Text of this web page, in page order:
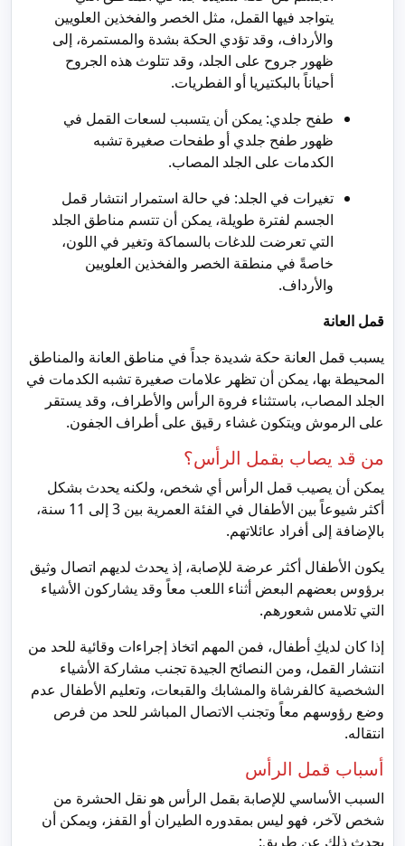
يتواجد فيها القمل، مثل الخصر والفخذين العلويين
والأرداف، وقد تؤدي الحكة بشدة والمستمرة، إلى
ظهور جروح على الجلد، وقد تتلوث هذه الجروح
أحياناً بالبكتيريا أو الفطريات.
طفح جلدي: يمكن أن يتسبب لسعات القمل في
ظهور طفح جلدي أو طفحات صغيرة تشبه
الكدمات على الجلد المصاب.
تغيرات في الجلد: في حالة استمرار انتشار قمل
الجسم لفترة طويلة، يمكن أن تتسم مناطق الجلد
التي تعرضت للدغات بالسماكة وتغير في اللون،
خاصةً في منطقة الخصر والفخذين العلويين
والأرداف.
قمل العانة
يسبب قمل العانة حكة شديدة جداً في مناطق العانة والمناطق
المحيطة بها، يمكن أن تظهر علامات صغيرة تشبه الكدمات في
الجلد المصاب، باستثناء فروة الرأس والأطراف، وقد يستقر
على الرموش ويتكون غشاء رقيق على أطراف الجفون.
من قد يصاب بقمل الرأس؟
يمكن أن يصيب قمل الرأس أي شخص، ولكنه يحدث بشكل
أكثر شيوعاً بين الأطفال في الفئة العمرية بين 3 إلى 11 سنة،
بالإضافة إلى أفراد عائلاتهم.
يكون الأطفال أكثر عرضة للإصابة، إذ يحدث لديهم اتصال وثيق
برؤوس بعضهم البعض أثناء اللعب معاً وقد يشاركون الأشياء
التي تلامس شعورهم.
إذا كان لديكِ أطفال، فمن المهم اتخاذ إجراءات وقائية للحد من
انتشار القمل، ومن النصائح الجيدة تجنب مشاركة الأشياء
الشخصية كالفرشاة والمشابك والقبعات، وتعليم الأطفال عدم
وضع رؤوسهم معاً وتجنب الاتصال المباشر للحد من فرص
انتقاله.
أسباب قمل الرأس
السبب الأساسي للإصابة بقمل الرأس هو نقل الحشرة من
شخص لآخر، فهو ليس بمقدوره الطيران أو القفز، ويمكن أن
يحدث ذلك عن طريق: